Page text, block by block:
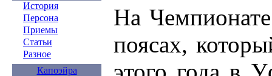
История
Персона
Приемы
Статьи
Разное
Капоэйра
На
поясах,